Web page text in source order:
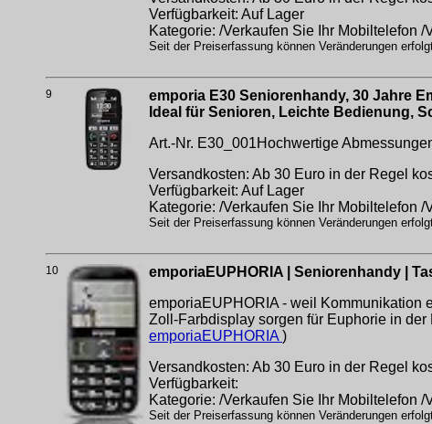
Verfügbarkeit: Auf Lager
Kategorie: /Verkaufen Sie Ihr Mobiltelefon
Seit der Preiserfassung können Veränderungen
9
emporia E30 Seniorenhandy, 30 Jahre
Ideal für Senioren, Leichte Bedienung,
Art.-Nr. E30_001Hochwertige
Versandkosten: Ab 30 Euro in der Regel
Verfügbarkeit: Auf Lager
Kategorie: /Verkaufen Sie Ihr Mobiltelefon
Seit der Preiserfassung können Veränderungen
10
emporiaEUPHORIA | Seniorenhandy |
emporiaEUPHORIA - weil Kommunikation
Zoll-Farbdisplay sorgen für Euphorie in
emporiaEUPHORIA )
Versandkosten: Ab 30 Euro in der Regel
Verfügbarkeit:
Kategorie: /Verkaufen Sie Ihr Mobiltelefon
Seit der Preiserfassung können Veränderungen